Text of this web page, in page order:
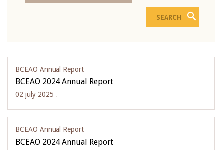
BCEAO Annual Report
BCEAO 2024 Annual Report
02 july 2025 ,
BCEAO Annual Report
BCEAO 2024 Annual Report